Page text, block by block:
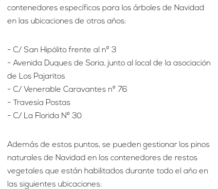
contenedores específicos para los árboles de Navidad
en las ubicaciones de otros años:
- C/ San Hipólito frente al nº 3
- Avenida Duques de Soria, junto al local de la asociación
de Los Pajaritos
- C/ Venerable Caravantes nº 76
- Travesía Postas
- C/ La Florida Nº 30
Además de estos puntos, se pueden gestionar los pinos
naturales de Navidad en los contenedores de restos
vegetales que están habilitados durante todo el año en
las siguientes ubicaciones: